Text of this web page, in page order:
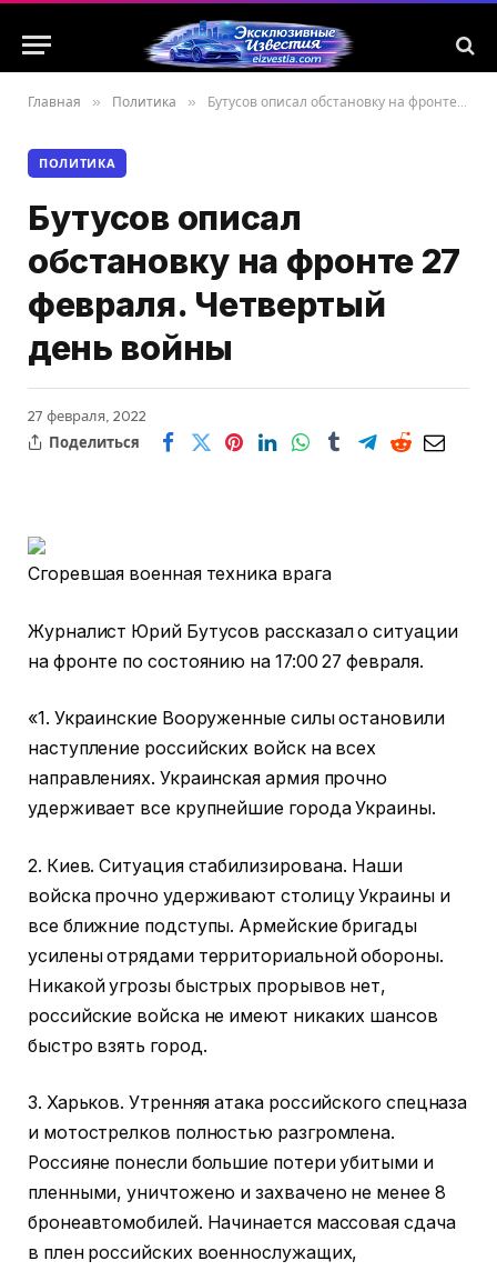
Главная » Политика » Бутусов описал обстановку на фронте 27 февраля. Четвертый день войны
ПОЛИТИКА
Бутусов описал
обстановку на фронте 27
февраля. Четвертый
день войны
27 февраля, 2022
Поделиться
Сгоревшая военная техника врага
Журналист Юрий Бутусов рассказал о ситуации
на фронте по состоянию на 17:00 27 февраля.
«1. Украинские Вооруженные силы остановили
наступление российских войск на всех
направлениях. Украинская армия прочно
удерживает все крупнейшие города Украины.
2. Киев. Ситуация стабилизирована. Наши
войска прочно удерживают столицу Украины и
все ближние подступы. Армейские бригады
усилены отрядами территориальной обороны.
Никакой угрозы быстрых прорывов нет,
российские войска не имеют никаких шансов
быстро взять город.
3. Харьков. Утренняя атака российского спецназа
и мотострелков полностью разгромлена.
Россияне понесли большие потери убитыми и
пленными, уничтожено и захвачено не менее 8
бронеавтомобилей. Начинается массовая сдача
в плен российских военнослужащих,